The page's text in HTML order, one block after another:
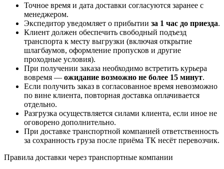
Точное время и дата доставки согласуются заранее с
менеджером.
Экспедитор уведомляет о прибытии за 1 час до приезда.
Клиент должен обеспечить свободный подъезд
транспорта к месту выгрузки (включая открытие
шлагбаумов, оформление пропусков и другие
проходные условия).
При получении заказа необходимо встретить курьера
вовремя — ожидание возможно не более 15 минут.
Если получить заказ в согласованное время невозможно
по вине клиента, повторная доставка оплачивается
отдельно.
Разгрузка осуществляется силами клиента, если иное не
оговорено дополнительно.
При доставке транспортной компанией ответственность
за сохранность груза после приёма ТК несёт перевозчик.
Правила доставки через транспортные компании